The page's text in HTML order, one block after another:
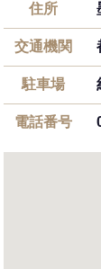
住所
交通機関
駐車場
電話番号